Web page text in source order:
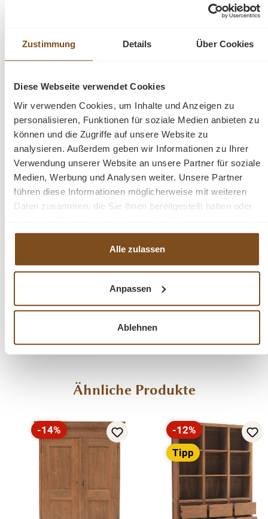
Zustimmung Details Über Cookies
Diese Webseite verwendet Cookies
Wir verwenden Cookies, um Inhalte und Anzeigen zu
personalisieren, Funktionen für soziale Medien anbieten zu
können und die Zugriffe auf unsere Website zu
analysieren. Außerdem geben wir Informationen zu Ihrer
Verwendung unserer Website an unsere Partner für soziale
Medien, Werbung und Analysen weiter. Unsere Partner
führen diese Informationen möglicherweise mit weiteren
Daten zusammen, die Sie ihnen bereitgestellt haben oder
haben.
Alle zulassen
Anpassen
Ablehnen
eine gute Figur macht. Dieser Teak-Schrank wurde aus recyceltem
Eigenheim in neuem Glanz erstrahlen lassen, sondern Sie durch seine
Mit zwei Lamellentüren und Innenausbau.Ein ideales
Möbelstück für Ihr Schlafzimmer, im Eingangsbereich
oder in Ihrem Wohn- oder Esszimmer.
Abmessungen H/B/T 140/96/43cm
Teakholz recycelt
Farbe: Teakholz natur; rustikal
ein handgefertigtes Unikat
Produktinformationen "Vertiko Schrank
Calais mit Lamellentüren Teakholz
Der schöner Teak-Vertiko ist ein hochwertiges und zeitloses Möbelstück,
eine gute Figur macht. Dieser Teak-Schrank wurde aus recyceltem
Teakholz gefertig und ist somit ein wahres Unikat. Er wird nicht nur Ihr
Eigenheim in neuem Glanz erstrahlen lassen, sondern Sie durch seine
Langlebigkeit auch auf Dauer erfreuen.
Mit zwei Lamellentüren und Innenausbau.Ein ideales
Produktgalerie überspringen
Ähnliche Produkte
Rabatt
-14%
Rabatt
-12%
Tipp